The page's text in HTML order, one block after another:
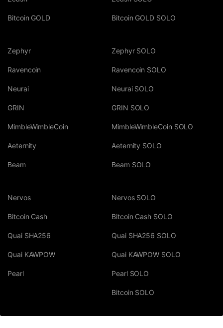
Bitcoin GOLD Bitcoin GOLD SOLO
Zephyr
Ravencoin
Neurai
GRIN
MimbleWimbleCoin
Aeternity
Beam
Zephyr SOLO
Ravencoin SOLO
Neurai SOLO
GRIN SOLO
MimbleWimbleCoin SOLO
Aeternity SOLO
Beam SOLO
Nervos
Bitcoin Cash
Quai SHA256
Quai KAWPOW
Pearl
Nervos SOLO
Bitcoin Cash SOLO
Quai SHA256 SOLO
Quai KAWPOW SOLO
Pearl SOLO
Bitcoin SOLO